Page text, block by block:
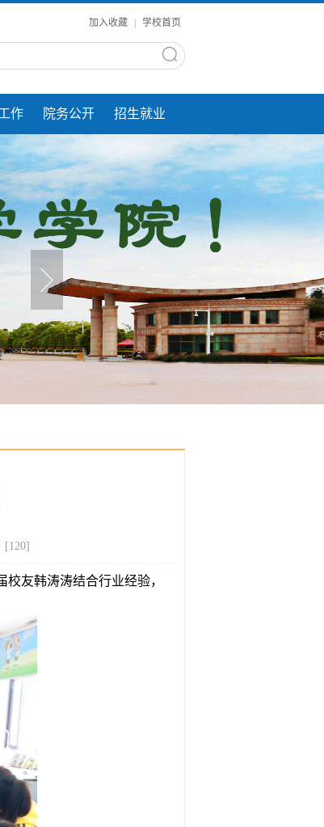
加入收藏 学校首页
作 院务公开 招生就业
[120]
友韩涛涛结合行业经验，